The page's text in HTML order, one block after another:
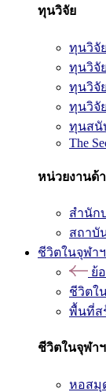
ทุนวิจัย
ทุนวิจัย
ทุนวิจั
ทุนวิจั
ทุนวิจั
ทุนสนั
The
หน่วยงานด้
สำนัก
สถาบั
ชีวิตในจุฬาฯ
ย้
ชีวิตใ
พื้นที่ส
ชีวิตในจุฬาฯ
หอสมุ